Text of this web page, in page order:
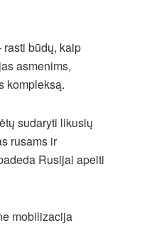
būdų, kaip
asmenims,
kompleksą.
sudaryti likusių
rusams ir
Rusijai apeiti
mobilizacija